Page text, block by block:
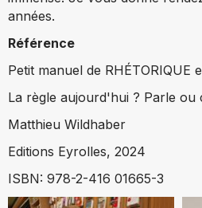
années.
Référence
Petit manuel de RHÉTORIQUE
La règle aujourd'hui ? Parle ou
Matthieu Wildhaber
Editions Eyrolles, 2024
ISBN: 978-2-416 01665-3